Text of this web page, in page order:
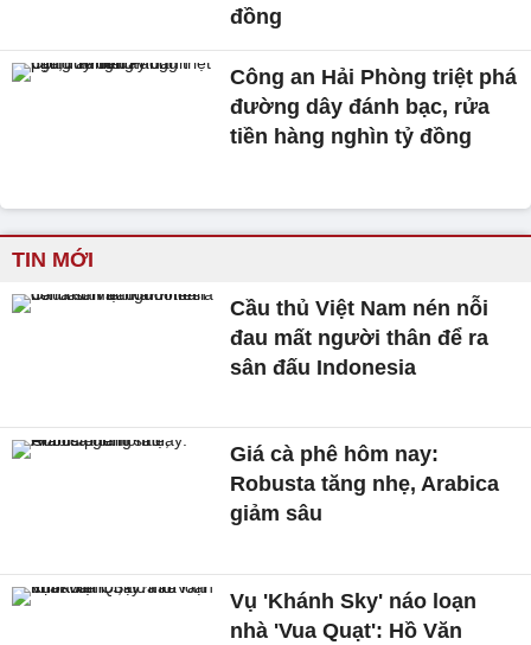
đồng
Công an Hải Phòng triệt phá
đường dây đánh bạc, rửa
tiền hàng nghìn tỷ đồng
TIN MỚI
Cầu thủ Việt Nam nén nỗi
đau mất người thân để ra
sân đấu Indonesia
Giá cà phê hôm nay:
Robusta tăng nhẹ, Arabica
giảm sâu
Vụ 'Khánh Sky' náo loạn
nhà 'Vua Quạt': Hồ Văn